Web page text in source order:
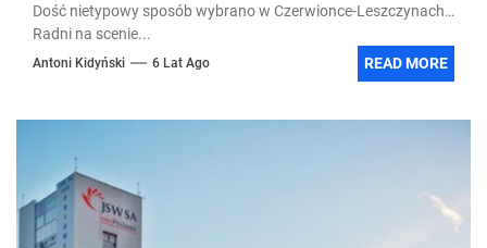
Dość nietypowy sposób wybrano w Czerwionce-Leszczynach.
Radni na scenie...
Antoni Kidyński 6 Lat Ago READ MORE